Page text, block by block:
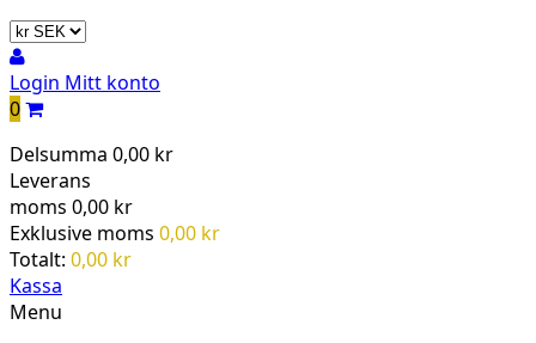
Login Mitt konto
0
Delsumma 0,00 kr
Leverans
moms 0,00 kr
Exklusive moms 0,00 kr
Totalt: 0,00 kr
Kassa
Menu